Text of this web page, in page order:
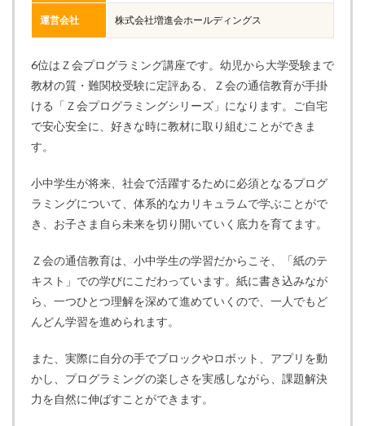
運営会社 株式会社増進会ホールディングス
6位はＺ会プログラミング講座です。幼児から大学受験まで
教材の質・難関校受験に定評ある、Ｚ会の通信教育が手掛
ける「Ｚ会プログラミングシリーズ」になります。ご自宅
で安心安全に、好きな時に教材に取り組むことができま
す。
小中学生が将来、社会で活躍するために必須となるプログ
ラミングについて、体系的なカリキュラムで学ぶことがで
き、お子さま自ら未来を切り開いていく底力を育てます。
Ｚ会の通信教育は、小中学生の学習だからこそ、「紙のテ
キスト」での学びにこだわっています。紙に書き込みなが
ら、一つひとつ理解を深めて進めていくので、一人でもど
んどん学習を進められます。
また、実際に自分の手でブロックやロボット、アプリを動
かし、プログラミングの楽しさを実感しながら、課題解決
力を自然に伸ばすことができます。